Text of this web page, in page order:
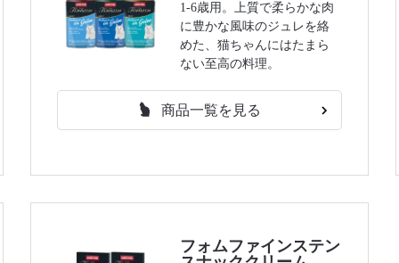
1-6歳用。上質で柔らかな肉
に豊かな風味のジュレを絡
めた、猫ちゃんにはたまら
ない至高の料理。
商品一覧を見る
フォムファインステン